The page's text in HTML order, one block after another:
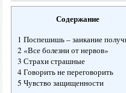
Содержание
1 Поспешишь – заикание
2 «Все болезни от нервов»
3 Страхи страшные
4 Говорить не переговорить
5 Чувство защищенности